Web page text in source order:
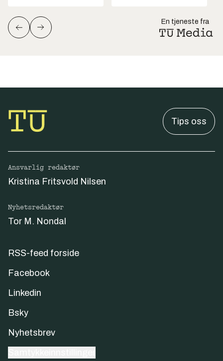
En tjeneste fra
Tips oss
Ansvarlig redaktør
Kristina Fritsvold Nilsen
Nyhetsredaktør
Tor M. Nondal
RSS-feed forside
Facebook
Linkedin
Bsky
Nyhetsbrev